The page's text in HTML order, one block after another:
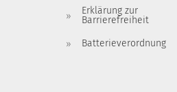
Erklärung zur
Barrierefreiheit
Batterieverordnung